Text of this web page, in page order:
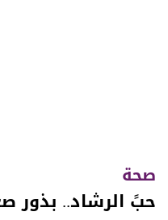
صحة
حبً الرشاد.. بذور